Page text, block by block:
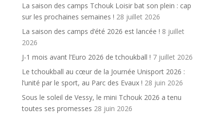
La saison des camps Tchouk Loisir bat son plein : cap
sur les prochaines semaines ! 28 juillet 2026
La saison des camps d’été 2026 est lancée ! 8 juillet
2026
J-1 mois avant l’Euro 2026 de tchoukball ! 7 juillet 2026
Le tchoukball au cœur de la Journée Unisport 2026 :
l’unité par le sport, au Parc des Evaux ! 28 juin 2026
Sous le soleil de Vessy, le mini Tchouk 2026 a tenu
toutes ses promesses 28 juin 2026